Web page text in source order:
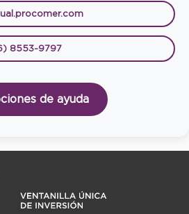
8553-9797
de ayuda